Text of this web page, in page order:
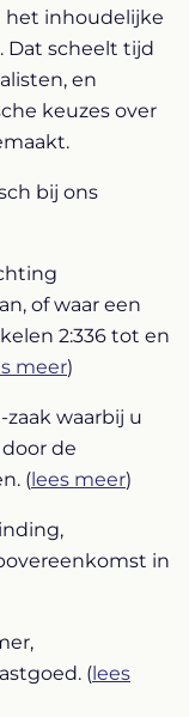
het inhoudelijke
Dat scheelt tijd
en
keuzes over
bij ons
of waar een
2:336 tot en
meer)
waarbij u
de
(lees meer)
in
(lees